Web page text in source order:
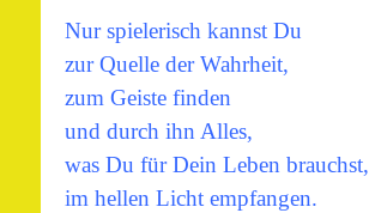
Nur spielerisch kannst Du
zur Quelle der Wahrheit,
zum Geiste finden
und durch ihn Alles,
was Du für Dein Leben brauchst,
im hellen Licht empfangen.